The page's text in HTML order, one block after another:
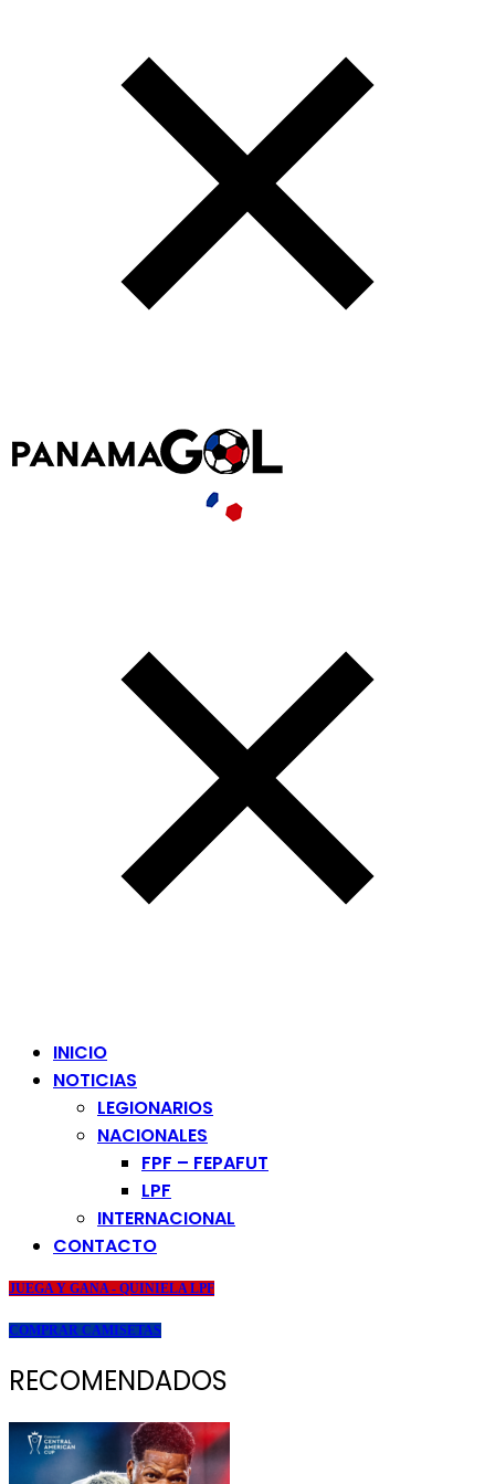
INICIO
NOTICIAS
LEGIONARIOS
NACIONALES
FPF – FEPAFUT
LPF
INTERNACIONAL
CONTACTO
JUEGA Y GANA - QUINIELA LPF
COMPRAR CAMISETAS
RECOMENDADOS